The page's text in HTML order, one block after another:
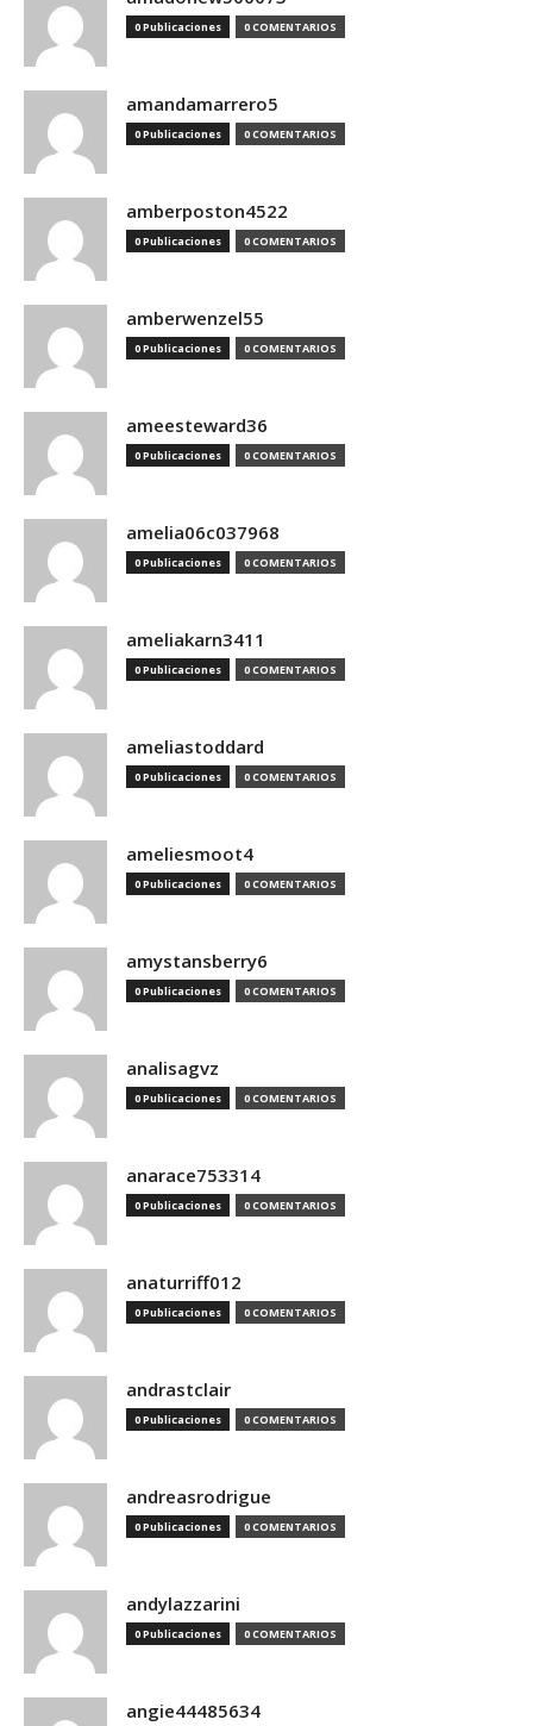
0 Publicaciones 0 COMENTARIOS
amandamarrero5
0 Publicaciones 0 COMENTARIOS
amberposton4522
0 Publicaciones 0 COMENTARIOS
amberwenzel55
0 Publicaciones 0 COMENTARIOS
ameesteward36
0 Publicaciones 0 COMENTARIOS
amelia06c037968
0 Publicaciones 0 COMENTARIOS
ameliakarn3411
0 Publicaciones 0 COMENTARIOS
ameliastoddard
0 Publicaciones 0 COMENTARIOS
ameliesmoot4
0 Publicaciones 0 COMENTARIOS
amystansberry6
0 Publicaciones 0 COMENTARIOS
analisagvz
0 Publicaciones 0 COMENTARIOS
anarace753314
0 Publicaciones 0 COMENTARIOS
anaturriff012
0 Publicaciones 0 COMENTARIOS
andrastclair
0 Publicaciones 0 COMENTARIOS
andreasrodrigue
0 Publicaciones 0 COMENTARIOS
andylazzarini
0 Publicaciones 0 COMENTARIOS
angie44485634